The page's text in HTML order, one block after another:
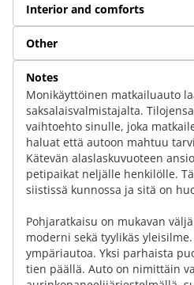
Interior and comforts
Other
Notes
Monikäyttöinen matkailuauto
saksalaisvalmistajalta.
vaihtoehto sinulle, joka
haluat että autoon mahtuu
Kätevän alaslaskuvuoteen
petipaikat neljälle henkilölle.
siistissä kunnossa ja sitä on
Pohjaratkaisu on mukavan
moderni sekä tyylikäs
ympäriautoa. Yksi parhaista
tien päällä. Auto on nimittäin